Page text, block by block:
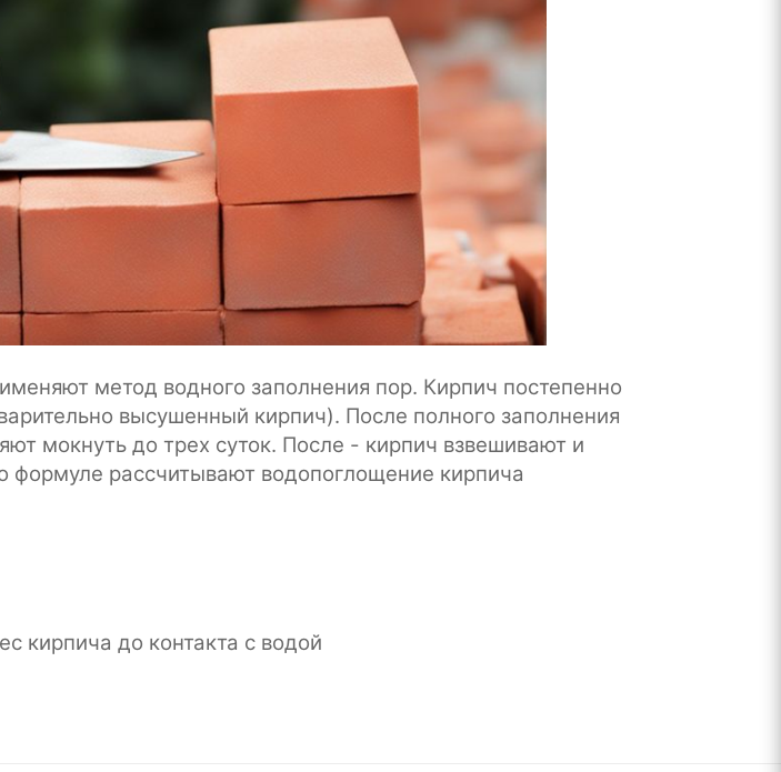
метод водного заполнения пор. Кирпич постепенно
высушенный кирпич). После полного заполнения
мокнуть до трех суток. После - кирпич взвешивают и
формуле рассчитывают водопоглощение кирпича
кирпича до контакта с водой